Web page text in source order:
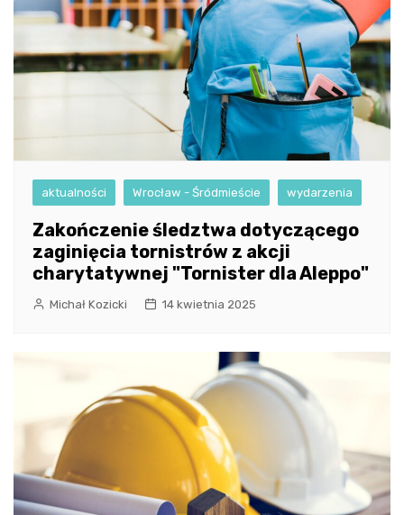
aktualności Wrocław - Śródmieście wydarzenia
Zakończenie śledztwa dotyczącego
zaginięcia tornistrów z akcji
charytatywnej "Tornister dla Aleppo"
Michał Kozicki 14 kwietnia 2025